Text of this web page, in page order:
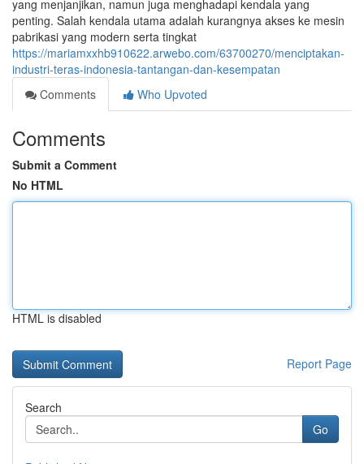
yang menjanjikan, namun juga menghadapi kendala yang
penting. Salah kendala utama adalah kurangnya akses ke mesin
pabrikasi yang modern serta tingkat
https://mariamxxhb910622.arwebo.com/63700270/menciptakan-
industri-teras-indonesia-tantangan-dan-kesempatan
Comments
Who Upvoted
Comments
Submit a Comment
No HTML
HTML is disabled
Report Page
Search
Go